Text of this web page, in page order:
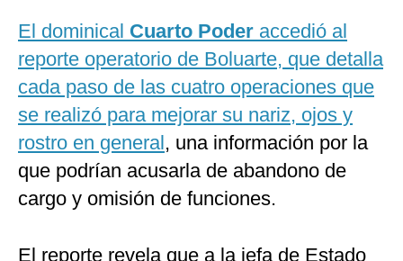
El dominical Cuarto Poder accedió al
reporte operatorio de Boluarte, que detalla
cada paso de las cuatro operaciones que
se realizó para mejorar su nariz, ojos y
rostro en general, una información por la
que podrían acusarla de abandono de
cargo y omisión de funciones.
El reporte revela que a la jefa de Estado